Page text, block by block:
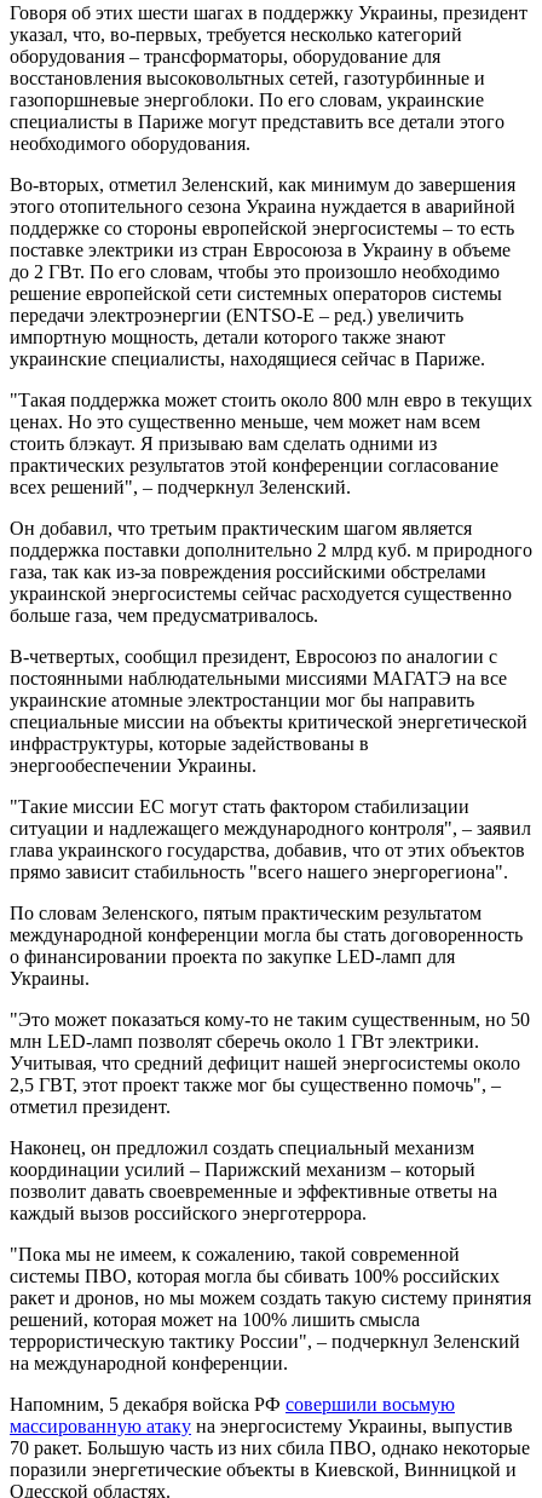
Говоря об этих шести шагах в поддержку Украины, президент
указал, что, во-первых, требуется несколько категорий
оборудования – трансформаторы, оборудование для
восстановления высоковольтных сетей, газотурбинные и
газопоршневые энергоблоки. По его словам, украинские
специалисты в Париже могут представить все детали этого
необходимого оборудования.
Во-вторых, отметил Зеленский, как минимум до завершения
этого отопительного сезона Украина нуждается в аварийной
поддержке со стороны европейской энергосистемы – то есть
поставке электрики из стран Евросоюза в Украину в объеме
до 2 ГВт. По его словам, чтобы это произошло необходимо
решение европейской сети системных операторов системы
передачи электроэнергии (ENTSO-E – ред.) увеличить
импортную мощность, детали которого также знают
украинские специалисты, находящиеся сейчас в Париже.
"Такая поддержка может стоить около 800 млн евро в текущих
ценах. Но это существенно меньше, чем может нам всем
стоить блэкаут. Я призываю вам сделать одними из
практических результатов этой конференции согласование
всех решений", – подчеркнул Зеленский.
Он добавил, что третьим практическим шагом является
поддержка поставки дополнительно 2 млрд куб. м природного
газа, так как из-за повреждения российскими обстрелами
украинской энергосистемы сейчас расходуется существенно
больше газа, чем предусматривалось.
В-четвертых, сообщил президент, Евросоюз по аналогии с
постоянными наблюдательными миссиями МАГАТЭ на все
украинские атомные электростанции мог бы направить
специальные миссии на объекты критической энергетической
инфраструктуры, которые задействованы в
энергообеспечении Украины.
"Такие миссии ЕС могут стать фактором стабилизации
ситуации и надлежащего международного контроля", – заявил
глава украинского государства, добавив, что от этих объектов
прямо зависит стабильность "всего нашего энергорегиона".
По словам Зеленского, пятым практическим результатом
международной конференции могла бы стать договоренность
о финансировании проекта по закупке LED-ламп для
Украины.
"Это может показаться кому-то не таким существенным, но 50
млн LED-ламп позволят сберечь около 1 ГВт электрики.
Учитывая, что средний дефицит нашей энергосистемы около
2,5 ГВТ, этот проект также мог бы существенно помочь", –
отметил президент.
Наконец, он предложил создать специальный механизм
координации усилий – Парижский механизм – который
позволит давать своевременные и эффективные ответы на
каждый вызов российского энерготеррора.
"Пока мы не имеем, к сожалению, такой современной
системы ПВО, которая могла бы сбивать 100% российских
ракет и дронов, но мы можем создать такую систему принятия
решений, которая может на 100% лишить смысла
террористическую тактику России", – подчеркнул Зеленский
на международной конференции.
Напомним, 5 декабря войска РФ совершили восьмую
массированную атаку на энергосистему Украины, выпустив
70 ракет. Большую часть из них сбила ПВО, однако некоторые
поразили энергетические объекты в Киевской, Винницкой и
Одесской областях.